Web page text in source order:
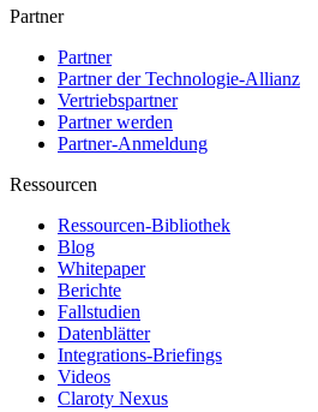
Partner
Partner
Partner der Technologie-Allianz
Vertriebspartner
Partner werden
Partner-Anmeldung
Ressourcen
Ressourcen-Bibliothek
Blog
Whitepaper
Berichte
Fallstudien
Datenblätter
Integrations-Briefings
Videos
Claroty Nexus